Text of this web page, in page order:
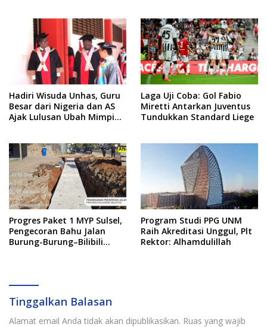
Hadiri Wisuda Unhas, Guru
Besar dari Nigeria dan AS
Ajak Lulusan Ubah Mimpi
Laga Uji Coba: Gol Fabio
Miretti Antarkan Juventus
Tundukkan Standard Liege
Progres Paket 1 MYP Sulsel,
Pengecoran Bahu Jalan
Burung-Burung–Bilibili
Program Studi PPG UNM
Raih Akreditasi Unggul, Plt
Rektor: Alhamdulillah
Tinggalkan Balasan
Alamat email Anda tidak akan dipublikasikan. Ruas yang wajib